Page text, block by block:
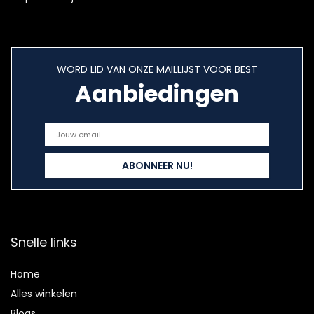
WORD LID VAN ONZE MAILLIJST VOOR BEST
Aanbiedingen
Snelle links
Home
Alles winkelen